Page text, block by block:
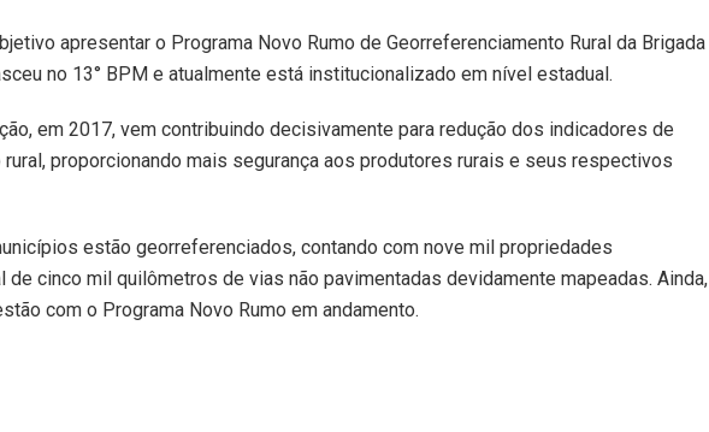
apresentar o Programa Novo Rumo de Georreferenciamento Rural da Brigada
no 13° BPM e atualmente está institucionalizado em nível estadual.
em 2017, vem contribuindo decisivamente para redução dos indicadores de
proporcionando mais segurança aos produtores rurais e seus respectivos
estão georreferenciados, contando com nove mil propriedades
de cinco mil quilômetros de vias não pavimentadas devidamente mapeadas. Ainda,
com o Programa Novo Rumo em andamento.